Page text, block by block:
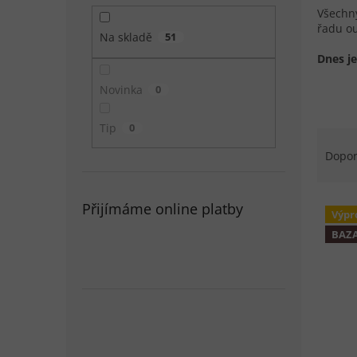
Na skladě 51
Novinka 0
Tip 0
Přijímáme online platby
řadu
Dnes